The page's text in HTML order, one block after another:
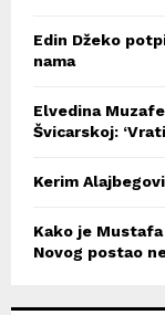
Edin Džeko
nama
Elvedina
Švicarskoj:
Kerim
Kako je
Novog postao